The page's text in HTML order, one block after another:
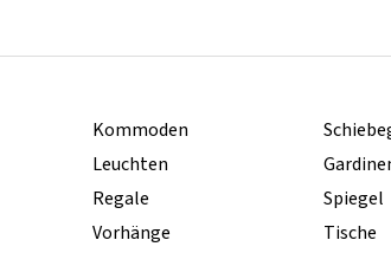
Kommoden
Leuchten
Regale
Vorhänge
Spiegel
Tische